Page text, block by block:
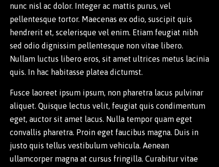
nunc nisl ac dolor. Integer ac mattis purus, vel
pellentesque tortor. Maecenas ex odio, suscipit quis
hendrerit et, scelerisque vel enim. Etiam feugiat nibh
sed odio dignissim pellentesque non vitae libero.
Nullam luctus libero eros, sit amet ultrices metus lacinia
quis. In hac habitasse platea dictumst.
Fusce laoreet ipsum ipsum, non pharetra lacus pulvinar
aliquet. Quisque lectus velit, feugiat quis condimentum
eget, auctor sit amet lacus. Nulla tempor quam eget
convallis pharetra. Proin eget faucibus magna. Duis in
justo quis tellus vestibulum vehicula. Aenean
ullamcorper magna at cursus fringilla. Curabitur vitae